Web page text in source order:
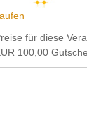
für diese
100,00